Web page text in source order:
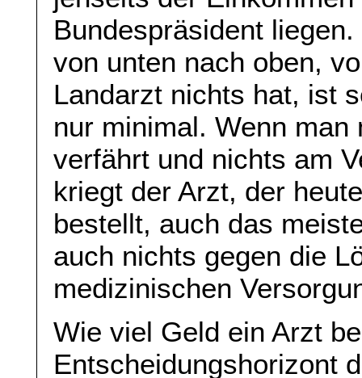
Bundespräsident
von unten nach oben,
Landarzt nichts hat, ist
nur minimal. Wenn
verfährt und nichts am
kriegt der Arzt, der
bestellt, auch das
auch nichts gegen die
medizinischen
Wie viel Geld ein Arzt
Entscheidungshorizont